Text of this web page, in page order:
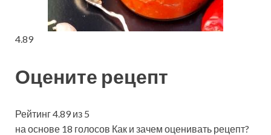
4.89
Оцените рецепт
Рейтинг 4.89 из 5
на основе 18 голосов Как и зачем оценивать рецепт?